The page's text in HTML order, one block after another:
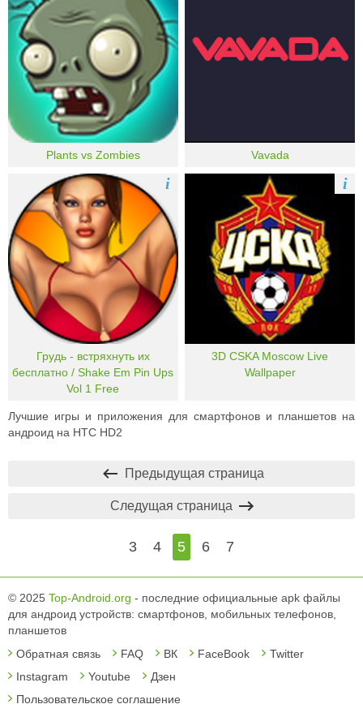
Plants vs Zombies Vavada
Грудь - встряхнуть их
бесплатно / Shake Em Pin Ups
Vol 1 Free
i
3D CSKA Moscow Live
Wallpaper
i
Лучшие игры и приложения для смартфонов и планшетов на
андроид на HTC HD2
Предыдущая страница
3 4 5 6 7
Следущая страница
© 2025 Top-Android.org - последние официальные apk файлы
для андроид устройств: смартфонов, мобильных телефонов,
планшетов
Обратная связь
FAQ ВК FaceBook
Twitter
Instagram
Youtube
Дзен
Пользовательское соглашение